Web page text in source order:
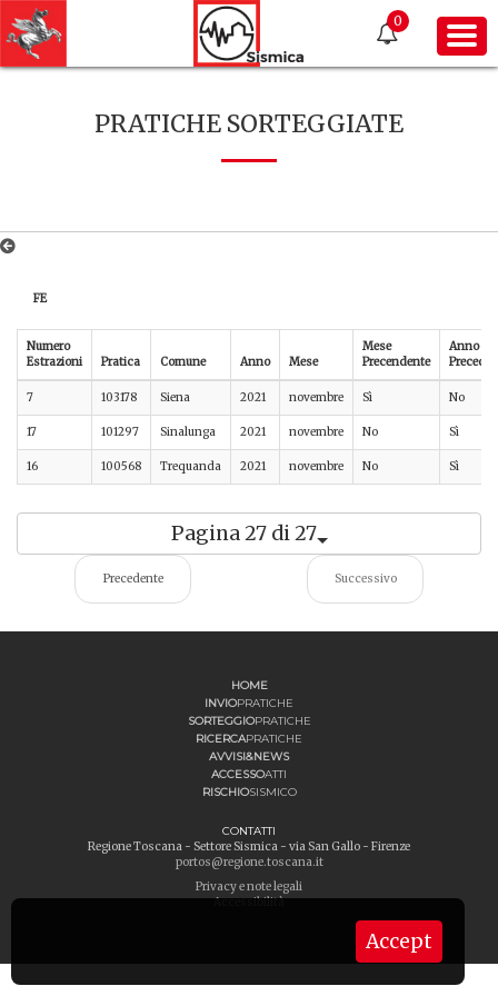
0
PRATICHE SORTEGGIATE
FE
Numero
Estrazioni
Pratica Comune Anno Mese
Mese
Precendente
Anno
7 103178 Siena 2021 novembre Sì No
17 101297 Sinalunga 2021 novembre No Sì
16 100568 Trequanda 2021 novembre No Sì
Pagina 27 di 27
Precedente Successivo
Accept
HOME
INVIOPRATICHE
SORTEGGIOPRATICHE
RICERCAPRATICHE
AVVISI&NEWS
ACCESSOATTI
RISCHIOSISMICO
CONTATTI
Regione Toscana - Settore Sismica - via San Gallo - Firenze
portos@regione.toscana.it
Privacy e note legali
Accessibilità